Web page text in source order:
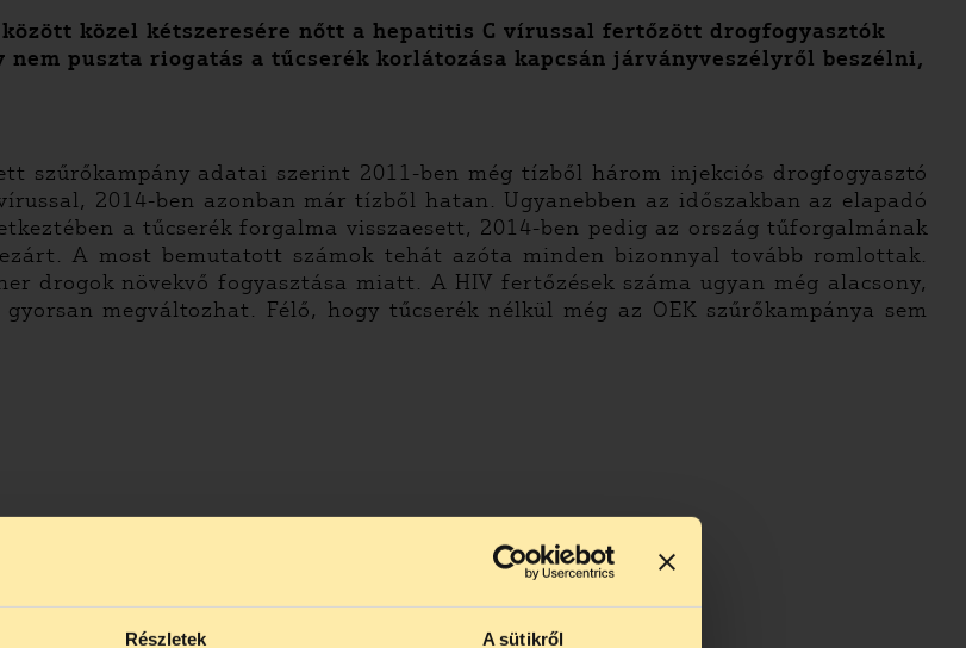
Részletek A sütikről
közel kétszeresére nőtt a hepatitis C vírussal fertőzött drogfogyasztók
puszta riogatás a tűcserék korlátozása kapcsán járványveszélyről beszélni,
szűrőkampány adatai szerint 2011-ben még tízből három injekciós drogfogyasztó
2014-ben azonban már tízből hatan. Ugyanebben az időszakban az elapadó
a tűcserék forgalma visszaesett, 2014-ben pedig az ország tűforgalmának
A most bemutatott számok tehát azóta minden bizonnyal tovább romlottak.
drogok növekvő fogyasztása miatt. A HIV fertőzések száma ugyan még alacsony,
megváltozhat. Félő, hogy tűcserék nélkül még az OEK szűrőkampánya sem